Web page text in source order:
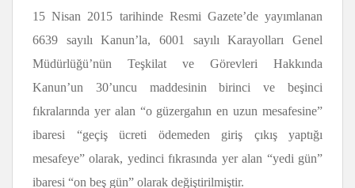
15 Nisan 2015 tarihinde Resmi Gazete’de yayımlanan
6639 sayılı Kanun’la, 6001 sayılı Karayolları Genel
Müdürlüğü’nün Teşkilat ve Görevleri Hakkında
Kanun’un 30’uncu maddesinin birinci ve beşinci
fıkralarında yer alan “o güzergahın en uzun mesafesine”
ibaresi “geçiş ücreti ödemeden giriş çıkış yaptığı
mesafeye” olarak, yedinci fıkrasında yer alan “yedi gün”
ibaresi “on beş gün” olarak değiştirilmiştir.